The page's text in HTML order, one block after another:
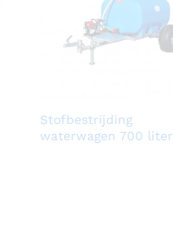
Stofbestrijding
waterwagen 700 liter